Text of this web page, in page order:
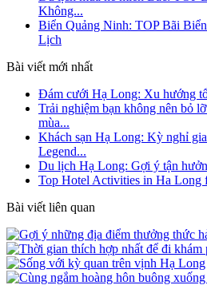
Không...
Biển Quảng Ninh: TOP Bãi
Lịch
Bài viết mới nhất
Đám cưới Hạ Long: Xu hướng
Trải nghiệm bạn không nên bỏ
mùa...
Khách sạn Hạ Long: Kỳ nghỉ
Legend...
Du lịch Hạ Long: Gợi ý tận
Top Hotel Activities in Ha Long
Bài viết liên quan